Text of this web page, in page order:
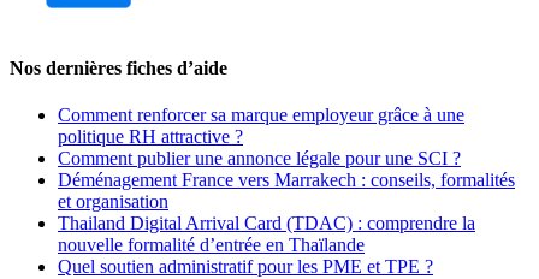
Nos dernières fiches d’aide
Comment renforcer sa marque employeur grâce à une
politique RH attractive ?
Comment publier une annonce légale pour une SCI ?
Déménagement France vers Marrakech : conseils, formalités
et organisation
Thailand Digital Arrival Card (TDAC) : comprendre la
nouvelle formalité d’entrée en Thaïlande
Quel soutien administratif pour les PME et TPE ?